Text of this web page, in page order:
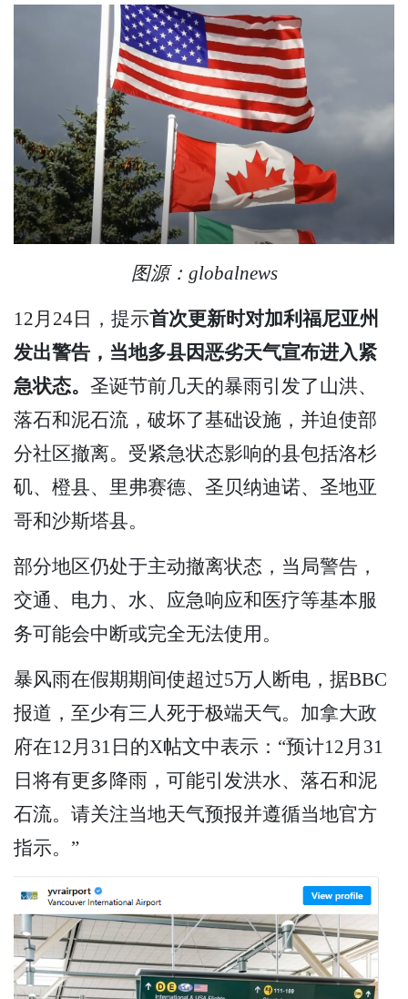
图源：globalnews
12月24日，提示首次更新时对加利福尼亚州
发出警告，当地多县因恶劣天气宣布进入紧
急状态。 圣诞节前几天的暴雨引发了山洪、
落石和泥石流，破坏了基础设施，并迫使部
分社区撤离。受紧急状态影响的县包括洛杉
矶、橙县、里弗赛德、圣贝纳迪诺、圣地亚
哥和沙斯塔县。
部分地区仍处于主动撤离状态，当局警告，
交通、电力、水、应急响应和医疗等基本服
务可能会中断或完全无法使用。
暴风雨在假期期间使超过5万人断电，据BBC
报道，至少有三人死于极端天气。加拿大政
府在12月31日的X帖文中表示：“预计12月31
日将有更多降雨，可能引发洪水、落石和泥
石流。请关注当地天气预报并遵循当地官方
指示。”